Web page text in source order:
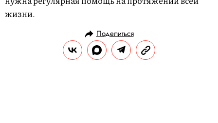
жизни.
Поделиться